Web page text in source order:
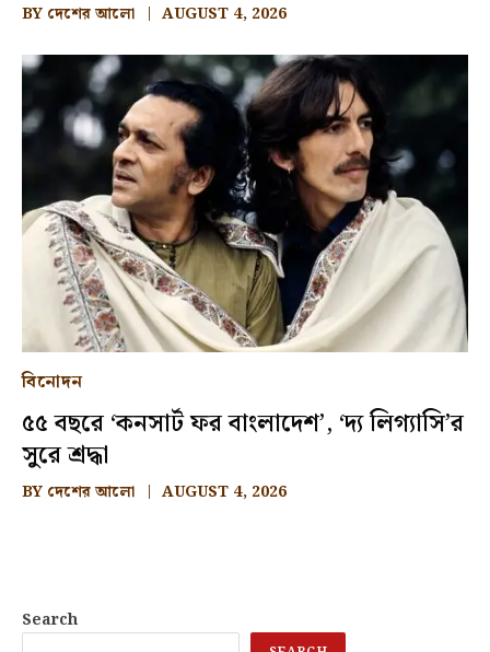
BY দেশের আলো AUGUST 4, 2026
বিনোদন
৫৫ বছরে ‘কনসার্ট ফর বাংলাদেশ’, ‘দ্য লিগ্যাসি’র
সুরে শ্রদ্ধা
BY দেশের আলো AUGUST 4, 2026
Search